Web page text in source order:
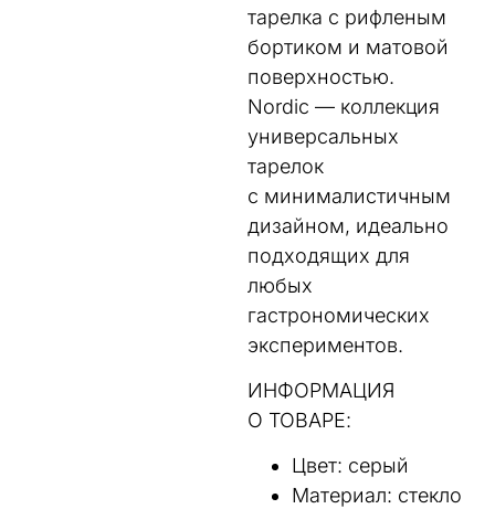
тарелка с рифленым
бортиком и матовой
поверхностью.
Nordic — коллекция
универсальных
тарелок
с минималистичным
дизайном, идеально
подходящих для
любых
гастрономических
экспериментов.
ИНФОРМАЦИЯ
О ТОВАРЕ:
Цвет: серый
Материал: cтекло